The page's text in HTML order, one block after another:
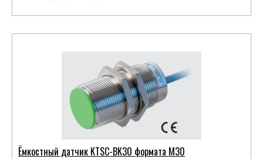
Ёмкостный датчик KTSС-BK30 формата М30